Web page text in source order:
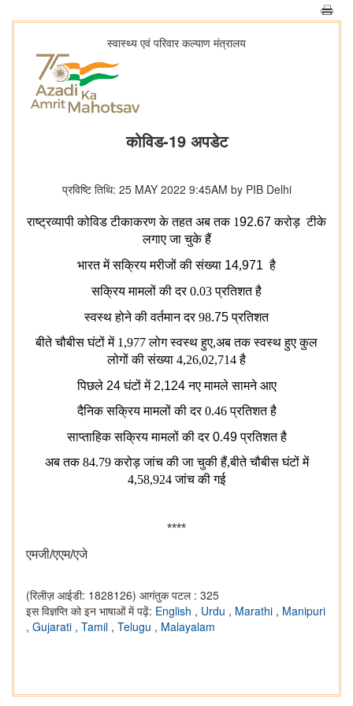
स्‍वास्‍थ्‍य एवं परिवार कल्‍याण मंत्रालय
कोविड-19 अपडेट
प्रविष्टि तिथि: 25 MAY 2022 9:45AM by PIB Delhi
राष्ट्रव्यापी कोविड टीकाकरण के तहत अब तक 192.67 करोड़ टीके
लगाए जा चुके हैं
भारत में सक्रिय मरीजों की संख्या 14,971 है
सक्रिय मामलों की दर 0.03 प्रतिशत है
स्वस्थ होने की वर्तमान दर 98.75 प्रतिशत
बीते चौबीस घंटों में 1,977 लोग स्वस्थ हुए,अब तक स्वस्थ हुए कुल
लोगों की संख्या 4,26,02,714 है
पिछले24घंटों में 2,124 नए मामले सामने आए
दैनिक सक्रिय मामलों की दर 0.46 प्रतिशत है
साप्ताहिक सक्रिय मामलों की दर 0.49प्रतिशत है
अब तक 84.79 करोड़ जांच की जा चुकी हैं,बीते चौबीस घंटों में
4,58,924 जांच की गई
****
एमजी/एएम/एजे
(रिलीज़ आईडी: 1828126) आगंतुक पटल : 325
इस विज्ञप्ति को इन भाषाओं में पढ़ें: English , Urdu , Marathi , Manipuri
, Gujarati , Tamil , Telugu , Malayalam